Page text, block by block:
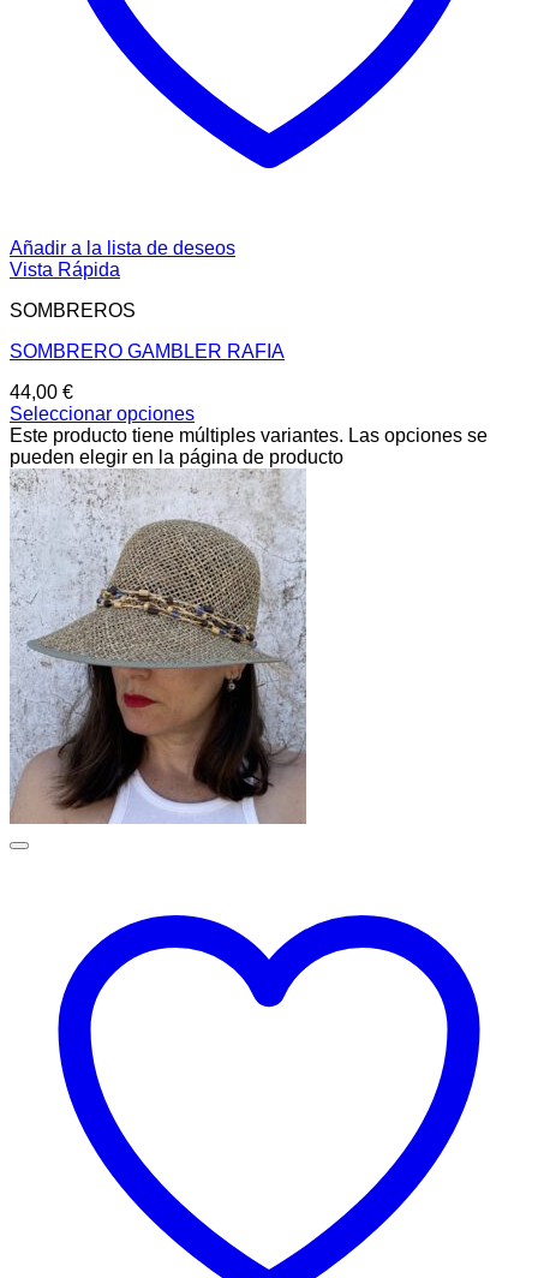
Añadir a la lista de deseos
Vista Rápida
SOMBREROS
SOMBRERO GAMBLER RAFIA
44,00 €
Seleccionar opciones
Este producto tiene múltiples variantes. Las opciones se
pueden elegir en la página de producto